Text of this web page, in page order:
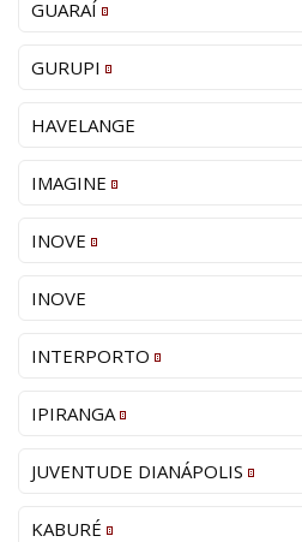
GUARAÍ
GURUPI
HAVELANGE
IMAGINE
INOVE
INOVE
INTERPORTO
IPIRANGA
JUVENTUDE DIANÁPOLIS
KABURÉ